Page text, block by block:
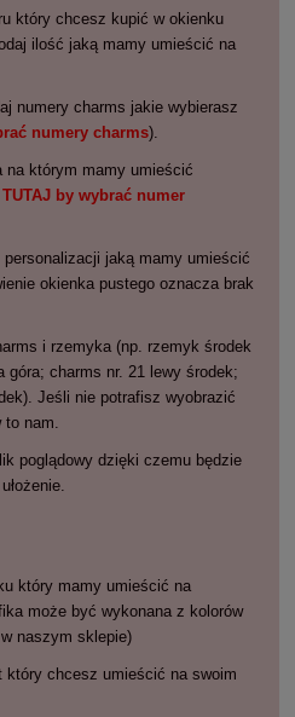
który chcesz kupić w okienku
ilość jaką mamy umieścić na
numery charms jakie wybierasz
numery charms).
na którym mamy umieścić
by wybrać numer
jaką mamy umieścić
okienka pustego oznacza brak
i rzemyka (np. rzemyk środek
góra; charms nr. 21 lewy środek;
Jeśli nie potrafisz wyobrazić
to nam.
poglądowy dzięki czemu będzie
który mamy umieścić na
może być wykonana z kolorów
naszym sklepie)
który chcesz umieścić na swoim